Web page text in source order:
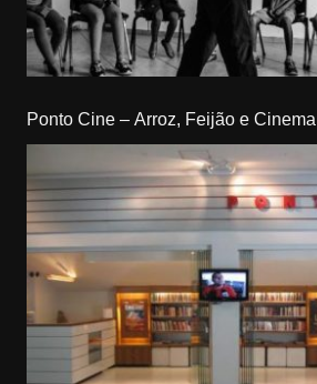
Ponto Cine – Arroz, Feijão e Cinema